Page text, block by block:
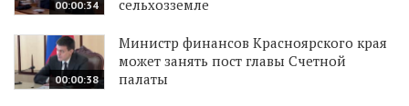
00:00:34
сельхозземле
00:00:38
Министр финансов Красноярского края
может занять пост главы Счетной
палаты